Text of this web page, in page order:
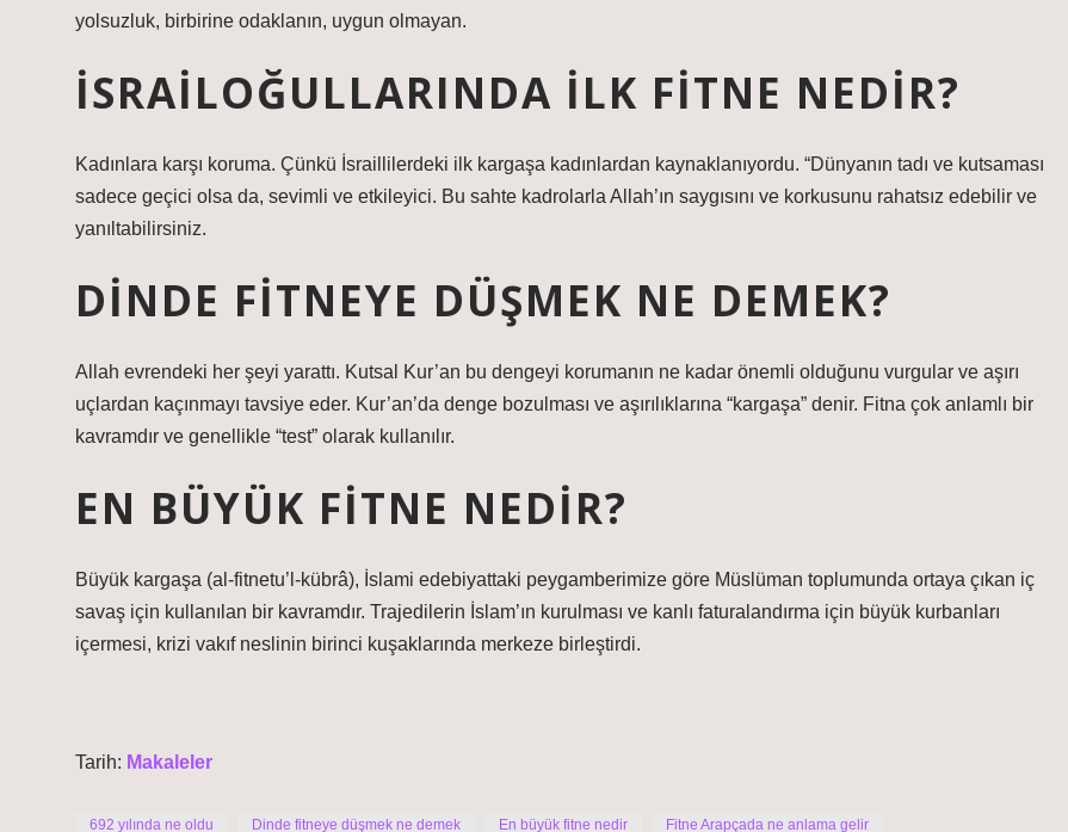
yolsuzluk, birbirine odaklanın, uygun olmayan.
İSRAILOĞULLARINDA ILK FITNE NEDIR?
Kadınlara karşı koruma. Çünkü İsraillilerdeki ilk kargaşa kadınlardan kaynaklanıyordu. “Dünyanın tadı ve kutsaması
sadece geçici olsa da, sevimli ve etkileyici. Bu sahte kadrolarla Allah’ın saygısını ve korkusunu rahatsız edebilir ve
yanıltabilirsiniz.
DINDE FITNEYE DÜŞMEK NE DEMEK?
Allah evrendeki her şeyi yarattı. Kutsal Kur’an bu dengeyi korumanın ne kadar önemli olduğunu vurgular ve aşırı
uçlardan kaçınmayı tavsiye eder. Kur’an’da denge bozulması ve aşırılıklarına “kargaşa” denir. Fitna çok anlamlı bir
kavramdır ve genellikle “test” olarak kullanılır.
EN BÜYÜK FITNE NEDIR?
Büyük kargaşa (al-fitnetu’l-kübrâ), İslami edebiyattaki peygamberimize göre Müslüman toplumunda ortaya çıkan iç
savaş için kullanılan bir kavramdır. Trajedilerin İslam’ın kurulması ve kanlı faturalandırma için büyük kurbanları
içermesi, krizi vakıf neslinin birinci kuşaklarında merkeze birleştirdi.
Tarih: Makaleler
692 yılında ne oldu Dinde fitneye düşmek ne demek En büyük fitne nedir Fitne Arapçada ne anlama gelir